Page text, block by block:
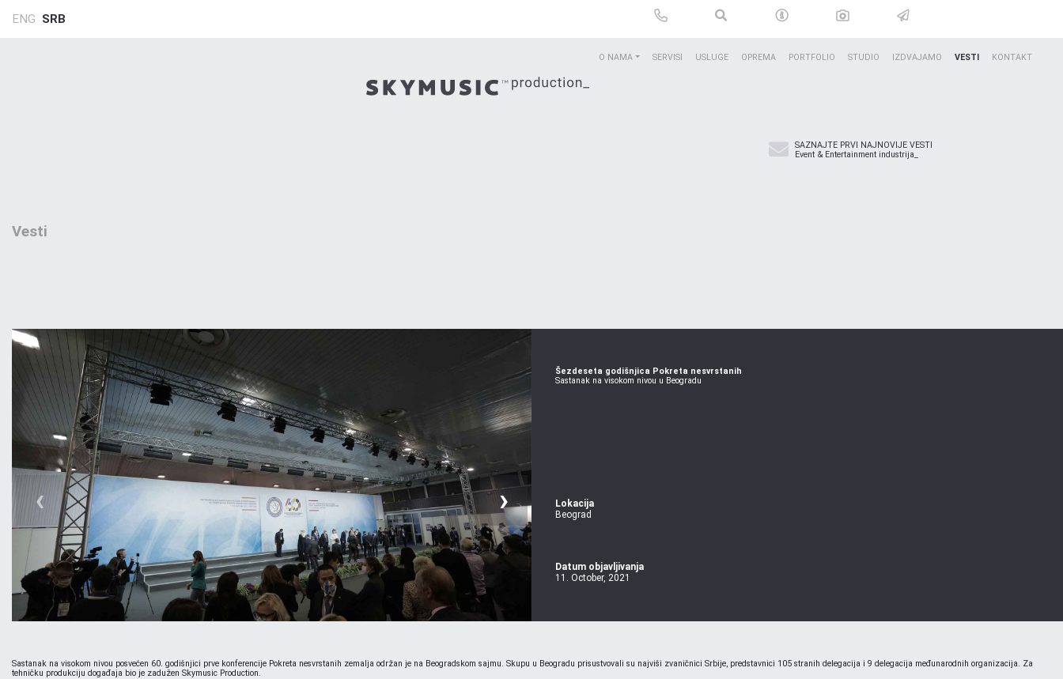
ENG SRB
O NAMA SERVISI USLUGE OPREMA PORTFOLIO STUDIO IZDVAJAMO VESTI KONTAKT
SAZNAJTE PRVI NAJNOVIJE VESTI
Event & Entertainment industrija_
Vesti
‹ ›
Šezdeseta godišnjica Pokreta nesvrstanih
Sastanak na visokom nivou u Beogradu
Lokacija
Beograd
Datum objavljivanja
11. October, 2021
Sastanak na visokom nivou posvećen 60. godišnjici prve konferencije Pokreta nesvrstanih zemalja održan je na Beogradskom sajmu. Skupu u Beogradu prisustvovali su najviši zvaničnici Srbije, predstavnici 105 stranih delegacija i 9 delegacija međunarodnih organizacija. Za
tehničku produkciju događaja bio je zadužen Skymusic Production.